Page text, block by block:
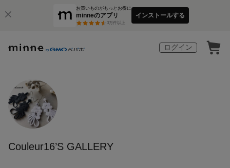
お買いものがもっとお得に
minneのアプリ
3万件以上
インストールする
ログイン
Couleur16’S GALLERY